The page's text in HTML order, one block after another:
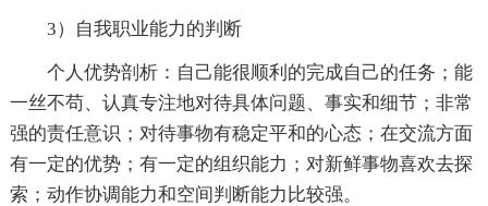
3）自我职业能力的判断
个人优势剖析：自己能很顺利的完成自己的任务；能
一丝不苟、认真专注地对待具体问题、事实和细节；非常
强的责任意识；对待事物有稳定平和的心态；在交流方面
有一定的优势；有一定的组织能力；对新鲜事物喜欢去探
索；动作协调能力和空间判断能力比较强。